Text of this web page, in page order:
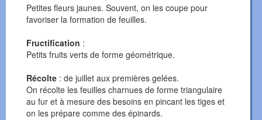
Petites fleurs jaunes. Souvent, on les coupe pour
favoriser la formation de feuilles.
Fructification :
Petits fruits verts de forme géométrique.
Récolte : de juillet aux premières gelées.
On récolte les feuilles charnues de forme triangulaire
au fur et à mesure des besoins en pincant les tiges et
on les prépare comme des épinards.